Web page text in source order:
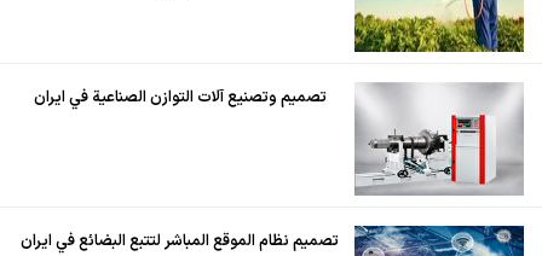
تصميم وتصنيع آلات التوازن الصناعية في ايران
تصميم نظام الموقع المباشر لتتبع البضائع في ايران